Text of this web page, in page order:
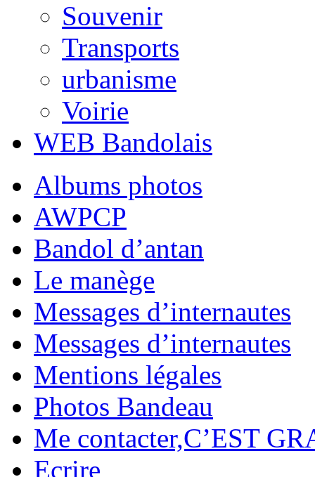
Souvenir
Transports
urbanisme
Voirie
WEB Bandolais
Albums photos
AWPCP
Bandol d’antan
Le manège
Messages d’internautes
Messages d’internautes
Mentions légales
Photos Bandeau
Me contacter,C’EST
Ecrire